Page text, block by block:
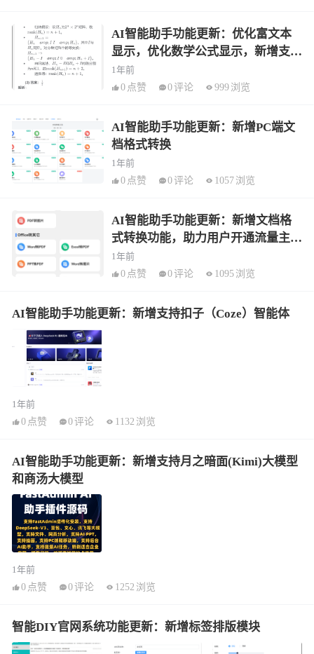
AI智能助手功能更新：优化富文本
显示，优化数学公式显示，新增支持
多模态模型
1年前
0 点赞 0评论 999 浏览
AI智能助手功能更新：新增PC端文
档格式转换
1年前
0 点赞 0评论 1057 浏览
AI智能助手功能更新：新增文档格
式转换功能，助力用户开通流量主引
流
1年前
0 点赞 0评论 1095 浏览
AI智能助手功能更新：新增支持扣子（Coze）智能体
1年前
0 点赞 0评论 1132 浏览
AI智能助手功能更新：新增支持月之暗面(Kimi)大模型
和商汤大模型
1年前
0 点赞 0评论 1252 浏览
智能DIY官网系统功能更新：新增标签排版模块